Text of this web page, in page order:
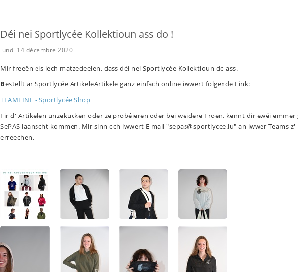
Déi nei Sportlycée Kollektioun ass do !
lundi 14 décembre 2020
Mir freeën eis iech matzedeelen, dass déi nei Sportlycée Kollektioun do ass.
Bestellt är Sportlycée ArtikeleArtikele ganz einfach online iwwert folgende Link:
TEAMLINE - Sportlycée Shop
Fir d' Artikelen unzekucken oder ze probéieren oder bei weidere Froen, kennt dir ewéi ëmmer
SePAS laanscht kommen. Mir sinn och iwwert E-mail "sepas@sportlycee.lu" an iwwer Teams z'
erreechen.